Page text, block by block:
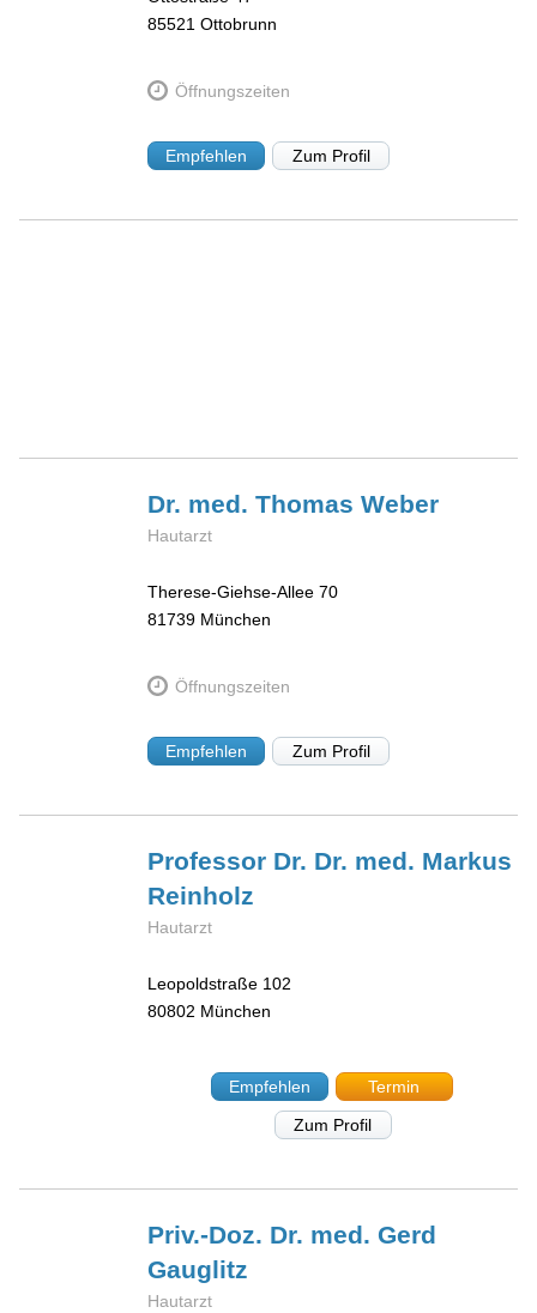
85521 Ottobrunn
Öffnungszeiten
Empfehlen Zum Profil
Dr. med. ThomasWeber
Hautarzt
Therese-Giehse-Allee 70
81739 München
Öffnungszeiten
Empfehlen Zum Profil
Professor Dr. Dr. med. Markus
Reinholz
Hautarzt
Leopoldstraße 102
80802 München
Empfehlen
Termin
Zum Profil
Priv.-Doz. Dr. med. Gerd
Gauglitz
Hautarzt